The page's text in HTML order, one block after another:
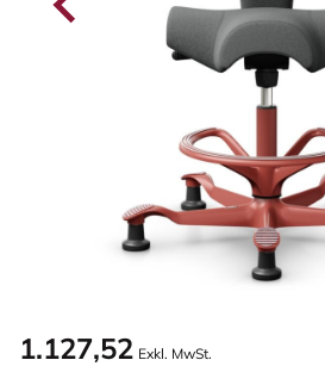
1.127,52 Exkl. MwSt.